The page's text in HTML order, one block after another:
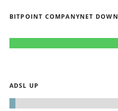
BITPOINT COMPANYNET DOWN
ADSL UP